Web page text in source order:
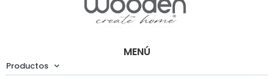
MENÚ
Productos